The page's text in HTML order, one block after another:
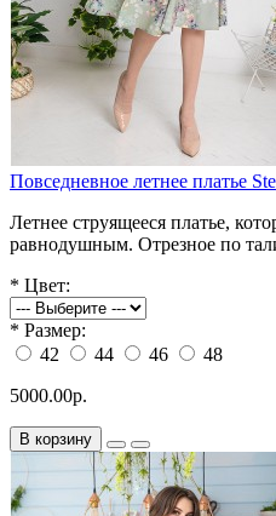
Повседневное летнее платье
Летнее струящееся платье,
равнодушным. Отрезное по
* Цвет:
* Размер:
42
44 46
48
5000.00р.
В корзину